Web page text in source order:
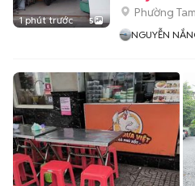
1 phút trước 5
Phường
NGUYỄN